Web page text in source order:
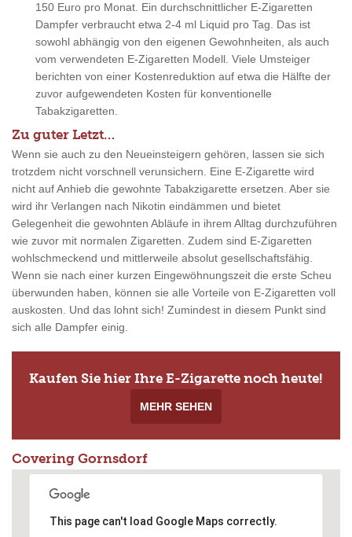
150 Euro pro Monat. Ein durchschnittlicher E-Zigaretten
Dampfer verbraucht etwa 2-4 ml Liquid pro Tag. Das ist
sowohl abhängig von den eigenen Gewohnheiten, als auch
vom verwendeten E-Zigaretten Modell. Viele Umsteiger
berichten von einer Kostenreduktion auf etwa die Hälfte der
zuvor aufgewendeten Kosten für konventionelle
Tabakzigaretten.
Zu guter Letzt…
Wenn sie auch zu den Neueinsteigern gehören, lassen sie sich
trotzdem nicht vorschnell verunsichern. Eine E-Zigarette wird
nicht auf Anhieb die gewohnte Tabakzigarette ersetzen. Aber sie
wird ihr Verlangen nach Nikotin eindämmen und bietet
Gelegenheit die gewohnten Abläufe in ihrem Alltag durchzuführen
wie zuvor mit normalen Zigaretten. Zudem sind E-Zigaretten
wohlschmeckend und mittlerweile absolut gesellschaftsfähig.
Wenn sie nach einer kurzen Eingewöhnungszeit die erste Scheu
überwunden haben, können sie alle Vorteile von E-Zigaretten voll
auskosten. Und das lohnt sich! Zumindest in diesem Punkt sind
sich alle Dampfer einig.
Kaufen Sie hier Ihre E-Zigarette noch heute!
MEHR SEHEN
Covering Gornsdorf
This page can't load Google Maps correctly.